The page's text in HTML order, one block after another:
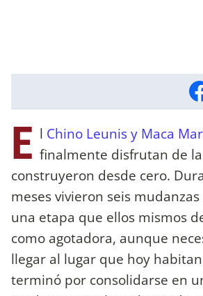
E l Chino Leunis y Maca
finalmente disfrutan de
construyeron desde cero.
meses vivieron seis
una etapa que ellos mismos
como agotadora, aunque
llegar al lugar que hoy
terminó por consolidarse en